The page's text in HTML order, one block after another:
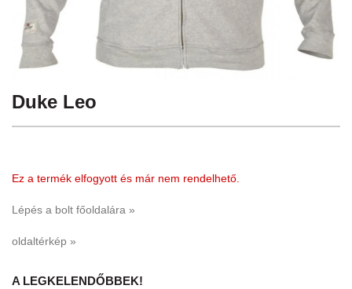
Duke Leo
Ez a termék elfogyott és már nem rendelhető.
Lépés a bolt főoldalára »
oldaltérkép »
A LEGKELENDŐBBEK!